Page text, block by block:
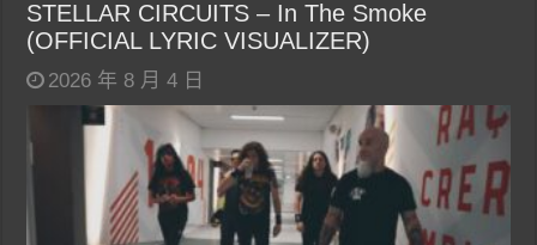
STELLAR CIRCUITS – In The Smoke
(OFFICIAL LYRIC VISUALIZER)
2026 年 8 月 4 日